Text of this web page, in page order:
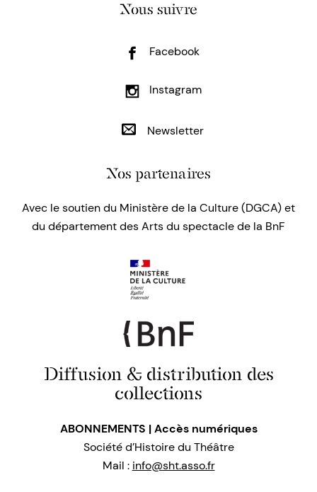
Nous suivre
Facebook
Instagram
Newsletter
Nos partenaires
Avec le soutien du Ministère de la Culture (DGCA) et
du département des Arts du spectacle de la BnF
Diffusion & distribution des
collections
ABONNEMENTS | Accès numériques
Société d’Histoire du Théâtre
Mail : info@sht.asso.fr